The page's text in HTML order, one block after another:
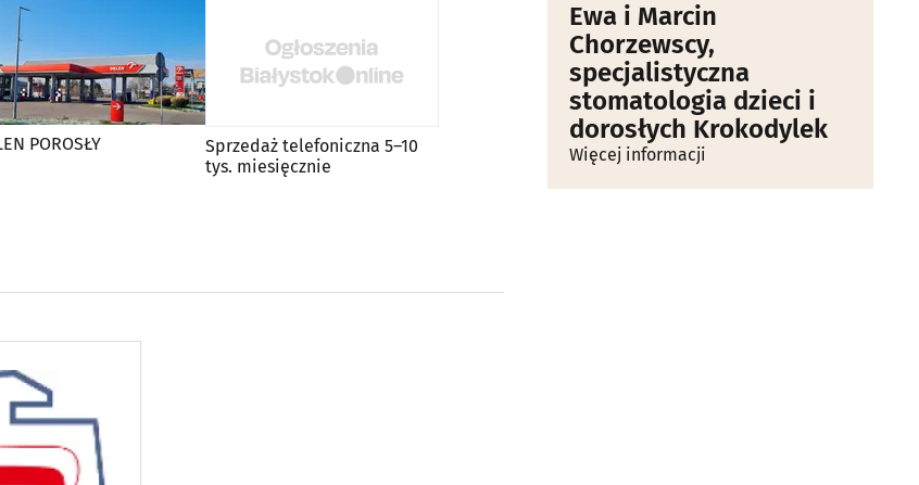
POROSŁY
Sprzedaż telefoniczna 5–10
tys. miesięcznie
Ewa i Marcin
Chorzewscy,
specjalistyczna
stomatologia dzieci i
dorosłych Krokodylek
Więcej informacji